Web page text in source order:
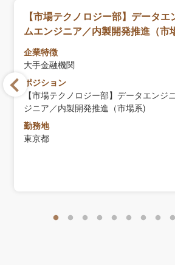
【市場テクノロジー部】データ
ムエンジニア／内製開発推進（市
企業特徴
大手金融機関
ポジション
【市場テクノロジー部】データエンジ
ジニア／内製開発推進（市場系)
勤務地
東京都